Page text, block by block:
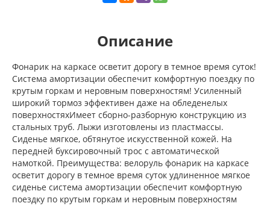
Описание
Фонарик на каркасе осветит дорогу в темное время суток!
Система амортизации обеспечит комфортную поездку по
крутым горкам и неровным поверхностям! Усиленный
широкий тормоз эффективен даже на обледенелых
поверхностяхИмеет сборно-разборную конструкцию из
стальных труб. Лыжи изготовлены из пластмассы.
Сиденье мягкое, обтянутое искусственной кожей. На
передней буксировочный трос с автоматической
намоткой. Преимущества: велоруль фонарик на каркасе
осветит дорогу в темное время суток удлиненное мягкое
сиденье система амортизации обеспечит комфортную
поездку по крутым горкам и неровным поверхностям